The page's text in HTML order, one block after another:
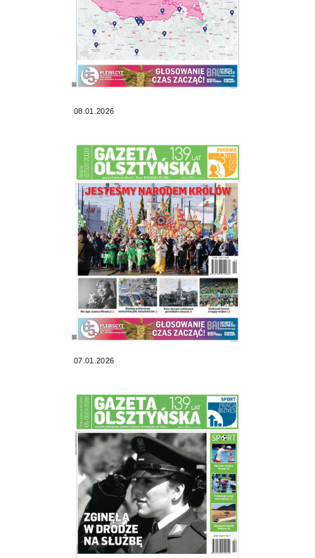
08.01.2026
07.01.2026